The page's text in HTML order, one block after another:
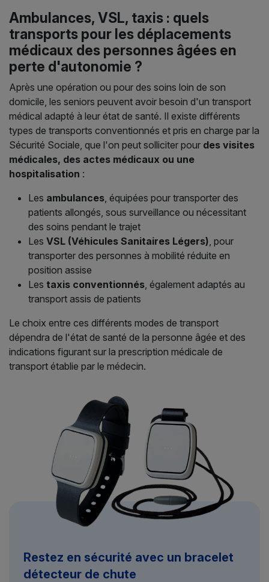
Ambulances, VSL, taxis : quels
transports pour les déplacements
médicaux des personnes âgées en
perte d'autonomie ?
Après une opération ou pour des soins loin de son
domicile, les seniors peuvent avoir besoin d'un transport
médical adapté à leur état de santé. Il existe différents
types de transports conventionnés et pris en charge par la
Sécurité Sociale, que l'on peut solliciter pour des visites
médicales, des actes médicaux ou une
hospitalisation :
Les ambulances , équipées pour transporter des
patients allongés, sous surveillance ou nécessitant
des soins pendant le trajet
Les VSL (Véhicules Sanitaires Légers) , pour
transporter des personnes à mobilité réduite en
position assise
Les taxis conventionnés , également adaptés au
transport assis de patients
Le choix entre ces différents modes de transport
dépendra de l'état de santé de la personne âgée et des
indications figurant sur la prescription médicale de
transport établie par le médecin.
Restez en sécurité avec un bracelet
détecteur de chute